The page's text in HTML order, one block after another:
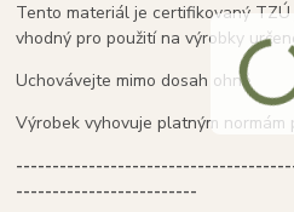
Tento materiál je certifikovaný
vhodný pro použití na výrobky
Uchovávejte mimo dosah ohně
Výrobek vyhovuje platným normám
-------------------------